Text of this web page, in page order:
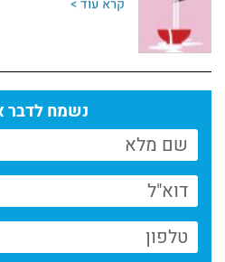
קרא עוד >
בשמונה פרגמנטים
קרא עוד >
חדשות מחלקת כתיבה |
חדשות מחלקת כתיבה |
קרא עוד >
נשמח לדבר